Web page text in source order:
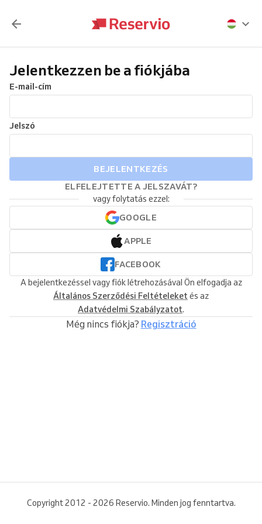
Jelentkezzen be a fiókjába
E-mail-cím
Jelszó
BEJELENTKEZÉS
ELFELEJTETTE A JELSZAVÁT?
vagy folytatás ezzel:
GOOGLE
APPLE
FACEBOOK
A bejelentkezéssel vagy fiók létrehozásával Ön elfogadja az
Általános Szerződési Feltételeketés az
Adatvédelmi Szabályzatot.
Még nincs fiókja? Regisztráció
Copyright 2012 - 2026 Reservio. Minden jog fenntartva.